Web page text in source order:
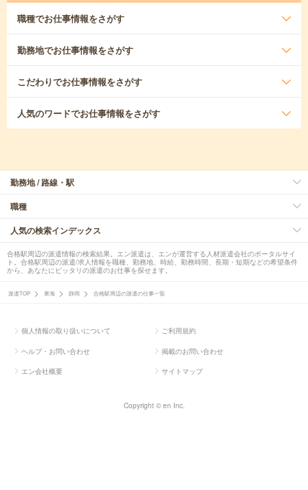
職種でお仕事情報をさがす
勤務地でお仕事情報をさがす
こだわりでお仕事情報をさがす
人気のワードでお仕事情報をさがす
勤務地 / 路線・駅
職種
人気の検索インデックス
合格駅周辺の派遣情報の検索結果。エン派遣は、エンが運営する人材派遣会社のポータルサイ
ト。合格駅周辺の派遣/求人情報を職種、勤務地、時給、勤務時間、長期・短期などの希望条件
から、あなたにピッタリの派遣のお仕事を探せます。
派遣TOP 東海 静岡 合格駅周辺の派遣の仕事一覧
個人情報の取り扱いについて ご利用規約
ヘルプ・お問い合わせ 掲載のお問い合わせ
エン会社概要 サイトマップ
Copyright © en Inc.